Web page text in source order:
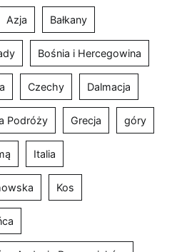
Azja Bałkany
Bośnia i Hercegowina
Czechy Dalmacja
Podróży Grecja góry
Italia
Kos